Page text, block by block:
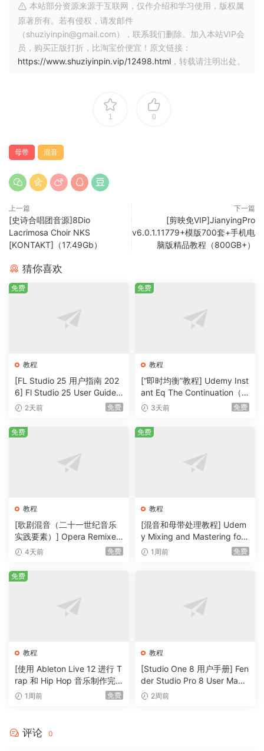
Mastering the Mix is structured to guide you from basics to
advanced techniques, making it invaluable whether you’re
in a home studio or a professional setting. Empower
yourself with the knowledge to produce polished,
本站部分资源来源于互联网，仅作介绍和学习使用，版权属
原著所有。若有侵权，请发邮件
（shuziyinpin@gmail.com），联系我们删除。加入本站VIP会
员，购买正版打折，比淘宝价便宜！原文链接：
https://www.shuziyinpin.vip/12498.html ，转载请注明出处。
1 0
母带 混音
上一篇
[史诗合唱团音源]8Dio
Lacrimosa Choir NKS
[KONTAKT]（17.49Gb）
下一篇
[剪映免VIP]JianyingPro
v6.0.1.11779+模版700套+手机电
脑版精品教程（800GB+）
猜你喜欢
教程
[FL Studio 25 用户指南 202
6] Fl Studio 25 User Guide 2
026（1MB）
2天前 免费
免费
教程
[“即时均衡”教程] Udemy Inst
ant Eq The Continuation（3
36MB）
3天前 免费
免费
教程
[歌剧混音（二十一世纪音乐
实践要素）] Opera Remixed
(Elements in Twenty-First C
B）
4天前 免费
免费
教程
[混音和母带处理教程] Udem
y Mixing and Mastering for
Producers [TUTORiAL]（6.
1周前 免费
免费
教程
[使用 Ableton Live 12 进行 T
rap 和 Hip Hop 音乐制作完
整教程] Udemy Trap and Hi
（6.2GB）
1周前 免费
免费
教程
[Studio One 8 用户手册] Fen
der Studio Pro 8 User Manu
al v8.1.0-R2R（931MB）
2周前
评论 0